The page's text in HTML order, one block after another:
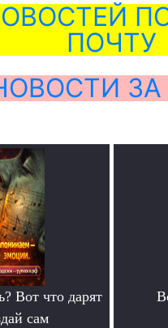
ПОЧТУ
Вот что дарят
сам